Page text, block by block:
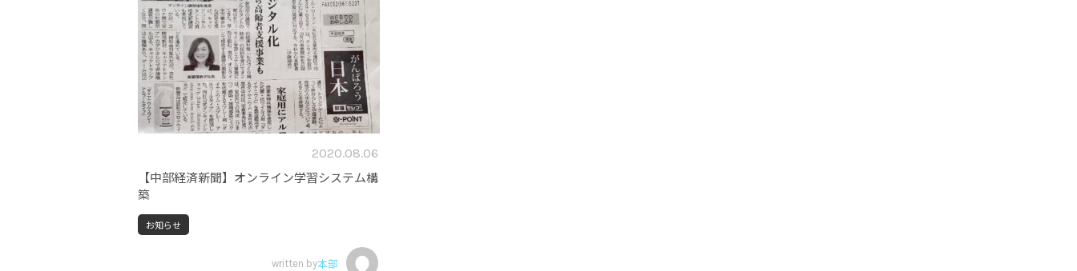
2020.08.06
【中部経済新聞】オンライン学習システム構
築
お知らせ
written by本部